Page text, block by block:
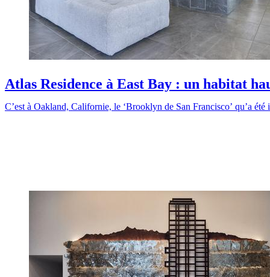
Atlas Residence à East Bay : un habitat
C’est à Oakland, Californie, le ‘Brooklyn de San Francisco’ qu’a